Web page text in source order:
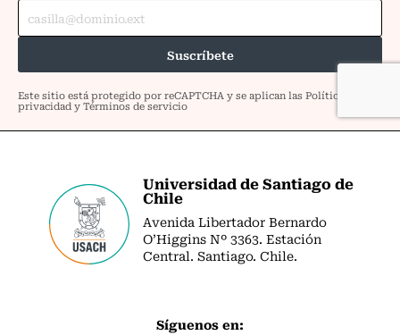
Universidad de Santiago de
Chile
Avenida Libertador Bernardo
O’Higgins Nº 3363. Estación
Central. Santiago. Chile.
Síguenos en: